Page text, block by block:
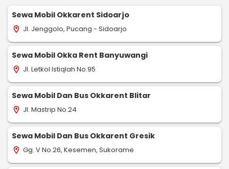
Sewa Mobil Okkarent Sidoarjo
location_on Jl. Jenggolo, Pucang - Sidoarjo
Sewa Mobil Okka Rent Banyuwangi
location_on Jl. Letkol Istiqlah No.95
Sewa Mobil Dan Bus Okkarent Blitar
location_on Jl. Mastrip No.24
Sewa Mobil Dan Bus Okkarent Gresik
location_on Gg. V No.26, Kesemen, Sukorame